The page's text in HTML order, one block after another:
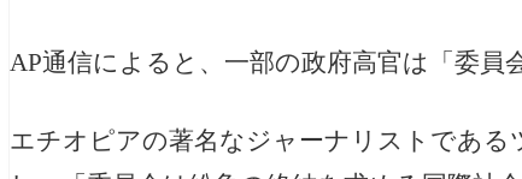
AP通信によると、一部の政府高官は「委員
エチオピアの著名なジャーナリストであ